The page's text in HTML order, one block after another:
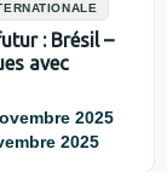
: Brésil –
avec
2025
2025